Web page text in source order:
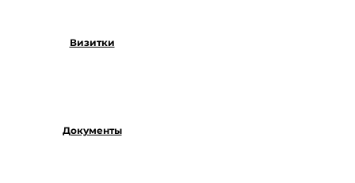
Визитки
Документы